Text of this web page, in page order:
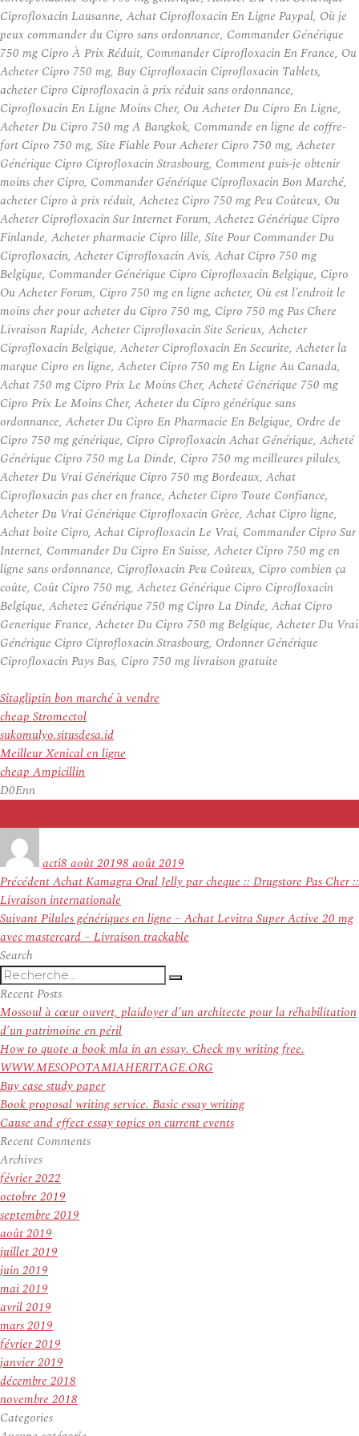
Ciprofloxacin Lausanne, Achat Ciprofloxacin En Ligne Paypal, Où je
peux commander du Cipro sans ordonnance, Commander Générique
750 mg Cipro À Prix Réduit, Commander Ciprofloxacin En France, Ou
Acheter Cipro 750 mg, Buy Ciprofloxacin Ciprofloxacin Tablets,
acheter Cipro Ciprofloxacin à prix réduit sans ordonnance,
Ciprofloxacin En Ligne Moins Cher, Ou Acheter Du Cipro En Ligne,
Acheter Du Cipro 750 mg A Bangkok, Commande en ligne de coffre-
fort Cipro 750 mg, Site Fiable Pour Acheter Cipro 750 mg, Acheter
Générique Cipro Ciprofloxacin Strasbourg, Comment puis-je obtenir
moins cher Cipro, Commander Générique Ciprofloxacin Bon Marché,
acheter Cipro à prix réduit, Achetez Cipro 750 mg Peu Coûteux, Ou
Acheter Ciprofloxacin Sur Internet Forum, Achetez Générique Cipro
Finlande, Acheter pharmacie Cipro lille, Site Pour Commander Du
Ciprofloxacin, Acheter Ciprofloxacin Avis, Achat Cipro 750 mg
Belgique, Commander Générique Cipro Ciprofloxacin Belgique, Cipro
Ou Acheter Forum, Cipro 750 mg en ligne acheter, Où est l’endroit le
moins cher pour acheter du Cipro 750 mg, Cipro 750 mg Pas Chere
Livraison Rapide, Acheter Ciprofloxacin Site Serieux, Acheter
Ciprofloxacin Belgique, Acheter Ciprofloxacin En Securite, Acheter la
marque Cipro en ligne, Acheter Cipro 750 mg En Ligne Au Canada,
Achat 750 mg Cipro Prix Le Moins Cher, Acheté Générique 750 mg
Cipro Prix Le Moins Cher, Acheter du Cipro générique sans
ordonnance, Acheter Du Cipro En Pharmacie En Belgique, Ordre de
Cipro 750 mg générique, Cipro Ciprofloxacin Achat Générique, Acheté
Générique Cipro 750 mg La Dinde, Cipro 750 mg meilleures pilules,
Acheter Du Vrai Générique Cipro 750 mg Bordeaux, Achat
Ciprofloxacin pas cher en france, Acheter Cipro Toute Confiance,
Acheter Du Vrai Générique Ciprofloxacin Grèce, Achat Cipro ligne,
Achat boite Cipro, Achat Ciprofloxacin Le Vrai, Commander Cipro Sur
Internet, Commander Du Cipro En Suisse, Acheter Cipro 750 mg en
ligne sans ordonnance, Ciprofloxacin Peu Coûteux, Cipro combien ça
coûte, Coût Cipro 750 mg, Achetez Générique Cipro Ciprofloxacin
Belgique, Achetez Générique 750 mg Cipro La Dinde, Achat Cipro
Generique France, Acheter Du Cipro 750 mg Belgique, Acheter Du Vrai
Générique Cipro Ciprofloxacin Strasbourg, Ordonner Générique
Ciprofloxacin Pays Bas, Cipro 750 mg livraison gratuite
Sitagliptin bon marché à vendre
cheap Stromectol
sukomulyo.situsdesa.id
Meilleur Xenical en ligne
cheap Ampicillin
D0Enn
actile
8 août 20198 août 2019
Navigation
de
l’article
PrécédentArticle
précédent :
Achat Kamagra Oral Jelly par cheque :: Drugstore Pas Cher ::
Livraison internationale
SuivantArticle
suivant :
Pilules génériques en ligne – Achat Levitra Super Active 20 mg
avec mastercard – Livraison trackable
Search
Recherche
pour
:
Recherche
Recent Posts
Mossoul à cœur ouvert, plaidoyer d’un architecte pour la réhabilitation
d’un patrimoine en péril
How to quote a book mla in an essay. Check my writing free.
WWW.MESOPOTAMIAHERITAGE.ORG
Buy case study paper
Book proposal writing service. Basic essay writing
Cause and effect essay topics on current events
Recent Comments
Archives
février 2022
octobre 2019
septembre 2019
août 2019
juillet 2019
juin 2019
mai 2019
avril 2019
mars 2019
février 2019
janvier 2019
décembre 2018
novembre 2018
Categories